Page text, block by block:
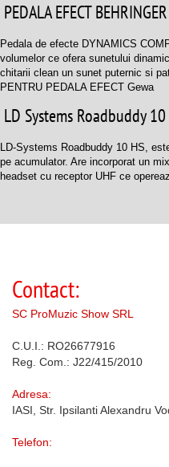
PEDALA EFECT
Pedala de efecte DYNAMICS
volumelor ce ofera sunetului
chitarii clean un sunet puternic si
PENTRU PEDALA EFECT Gewa
LD Systems Roadbuddy 10
LD-Systems Roadbuddy 10 HS,
pe acumulator. Are incorporat un
headset cu receptor UHF ce
Contact:
SC ProMuzic Show SRL
C.U.I.: RO26677916
Reg. Com.: J22/415/2010
Adresa:
IASI, Str. Ipsilanti Alexandru
Telefon: